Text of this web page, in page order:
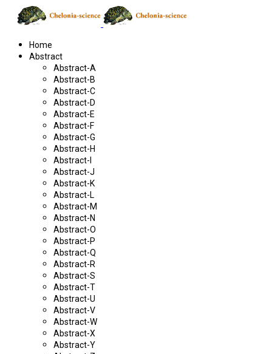
Home
Abstract
Abstract-A
Abstract-B
Abstract-C
Abstract-D
Abstract-E
Abstract-F
Abstract-G
Abstract-H
Abstract-I
Abstract-J
Abstract-K
Abstract-L
Abstract-M
Abstract-N
Abstract-O
Abstract-P
Abstract-Q
Abstract-R
Abstract-S
Abstract-T
Abstract-U
Abstract-V
Abstract-W
Abstract-X
Abstract-Y